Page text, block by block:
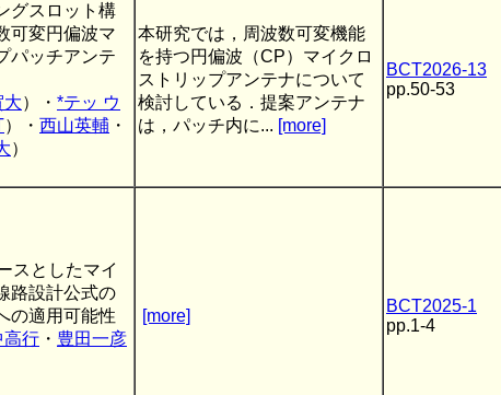
グスロット構
可変円偏波マ
パッチアンテ
大）・ *テッ ウ
）・ 西山英輔 ・
）
本研究では，周波数可変機能
を持つ円偏波（CP）マイクロ
ストリップアンテナについて
検討している．提案アンテナ
は，パッチ内に... [more]
BCT2026-13
pp.50-53
スとしたマイ
路設計公式の
の適用可能性
高行 ・ 豊田一彦
[more]
BCT2025-1
pp.1-4